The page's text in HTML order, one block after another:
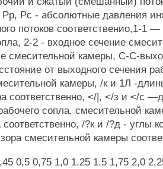
Рр, Рс - абсолютные давления
потоков соответственио,1-1
2-2 - входное сечение
смесительной камеры, С-С-
от выходного сечения
камеры, /к и 1Л -
соответственно, </|, </з и </с
сопла, смесительной
/?к и /?д - углы
смесительной камеры
0,5 0,75 1,0 1.25 1.5 1,75 2,0